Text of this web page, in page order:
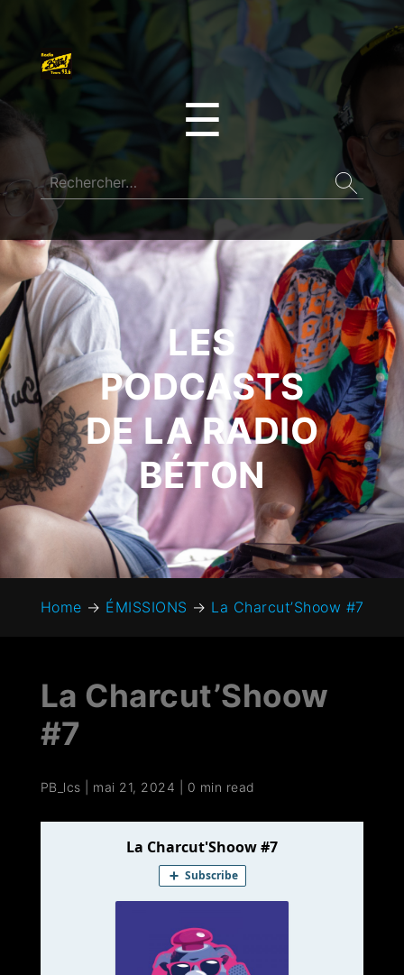
☰
LES
PODCASTS
DE LA RADIO
BÉTON
Home → ÉMISSIONS → La Charcut’Shoow #7
La Charcut’Shoow
#7
PB_lcs mai 21, 2024 0 min read